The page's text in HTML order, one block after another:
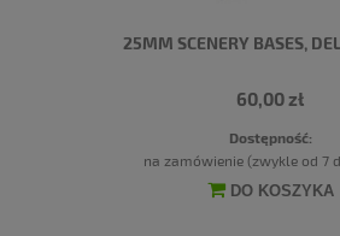
25MM SCENERY BASES,
60,00 zł
Dostępność:
na zamówienie (zwykle od 7
DO KOSZYKA